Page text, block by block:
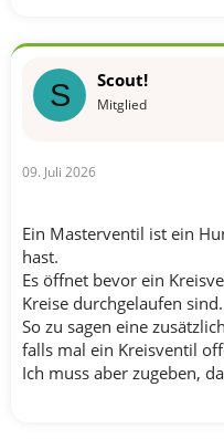
S Scout!
Mitglied
09. Juli 2026
Ein Masterventil ist ein
hast.
Es öffnet bevor ein
Kreise durchgelaufen sind.
So zu sagen eine
falls mal ein Kreisventil
Ich muss aber zugeben,